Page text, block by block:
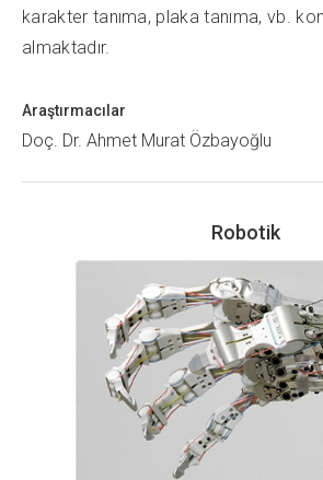
karakter tanıma, plaka tanıma, vb.
almaktadır.
Araştırmacılar
Doç. Dr. Ahmet Murat Özbayoğlu
Robotik